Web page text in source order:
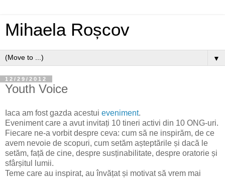
Mihaela Roșcov
▼
12/29/2012
Youth Voice
Iaca am fost gazda acestui eveniment.
Eveniment care a avut invitați 10 tineri activi din 10 ONG-uri.
Fiecare ne-a vorbit despre ceva: cum să ne inspirăm, de ce
avem nevoie de scopuri, cum setăm așteptările și dacă le
setăm, față de cine, despre susținabilitate, despre oratorie și
sfârșitul lumii.
Teme care au inspirat, au învățat și motivat să vrem mai